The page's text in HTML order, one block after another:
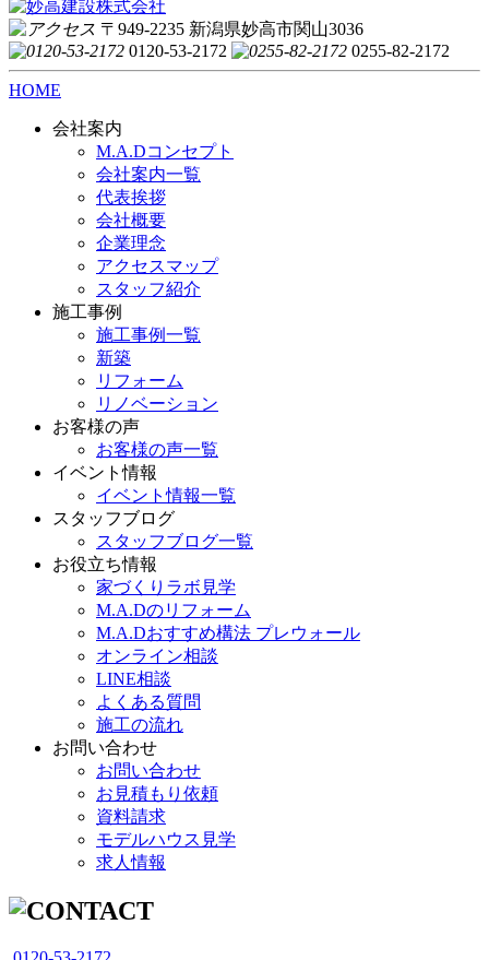
〒949-2235 新潟県妙高市関山3036
0120-53-2172
0255-82-2172
HOME
会社案内
M.A.Dコンセプト
会社案内一覧
代表挨拶
会社概要
企業理念
アクセスマップ
スタッフ紹介
施工事例
施工事例一覧
新築
リフォーム
リノベーション
お客様の声
お客様の声一覧
イベント情報
イベント情報一覧
スタッフブログ
スタッフブログ一覧
お役立ち情報
家づくりラボ見学
M.A.Dのリフォーム
M.A.Dおすすめ構法 プレウォール
オンライン相談
LINE相談
よくある質問
施工の流れ
お問い合わせ
お問い合わせ
お見積もり依頼
資料請求
モデルハウス見学
求人情報